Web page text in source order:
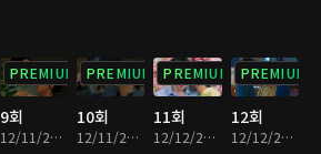
PREMIUM
9회
12/11/2019 • 30분
PREMIUM
10회
12/11/2019 • 34분
PREMIUM
11회
12/12/2019 • 32분
PREMIUM
12회
12/12/2019 • 32분